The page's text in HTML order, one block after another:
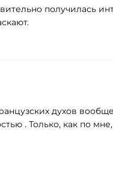
получилась
духов
. Только, как по